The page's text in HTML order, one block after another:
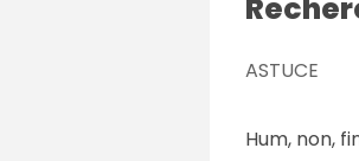
ASTUCE
Hum, non,